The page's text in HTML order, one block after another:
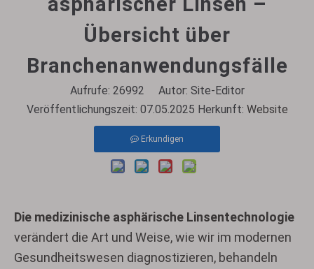
Übersicht über
Branchenanwendungsfälle
Aufrufe: 26992 Autor: Site-Editor
Veröffentlichungszeit: 07.05.2025 Herkunft: Website
Erkundigen
Die medizinische asphärische Linsentechnologie
verändert die Art und Weise, wie wir im modernen
Gesundheitswesen diagnostizieren, behandeln